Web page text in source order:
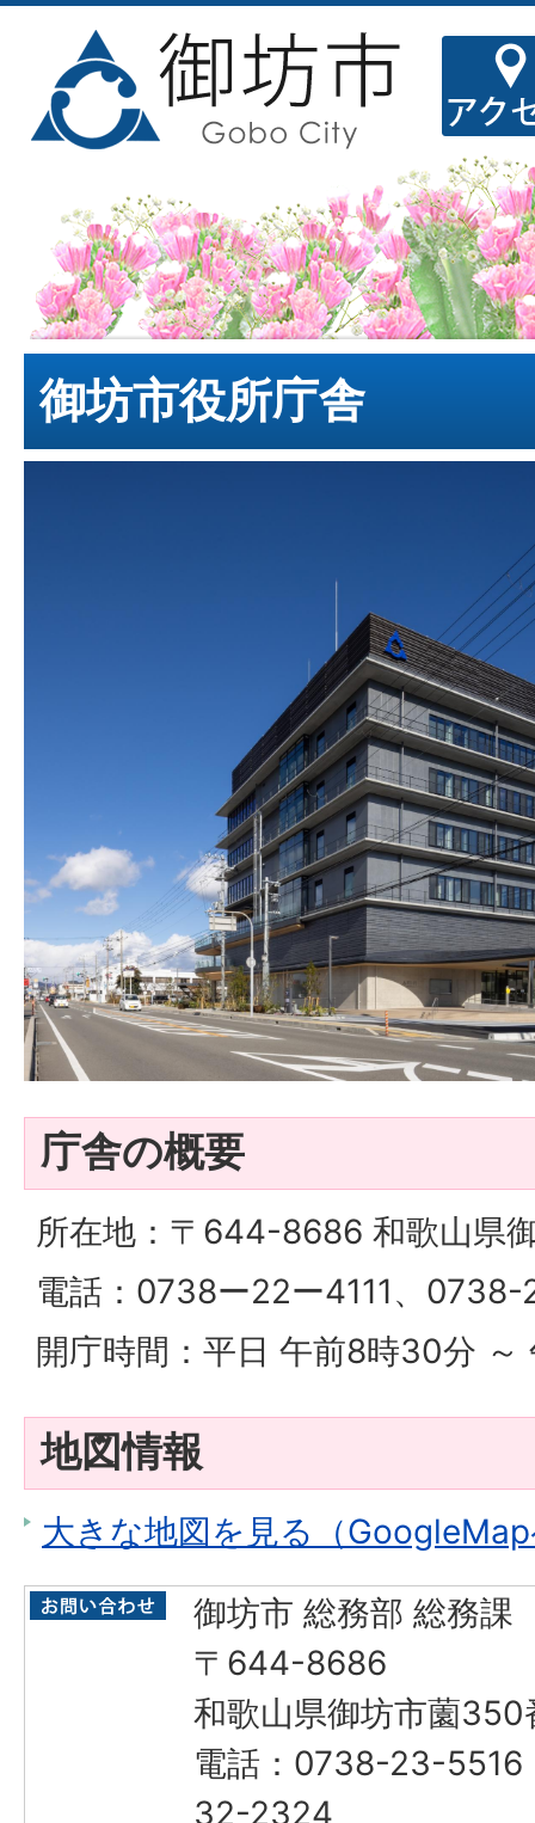
御坊市役所庁舎
庁舎の概要
所在地：〒644-8686 和歌山県
電話：0738ー22ー4111、
開庁時間：平日 午前8時30分 ～
地図情報
大きな地図を見る（
御坊市 総務部 総務課
〒644-8686
和歌山県御坊市薗350
電話：0738-23-
32-2324